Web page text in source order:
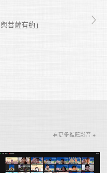
菩薩有約」
看更多推薦影音 +